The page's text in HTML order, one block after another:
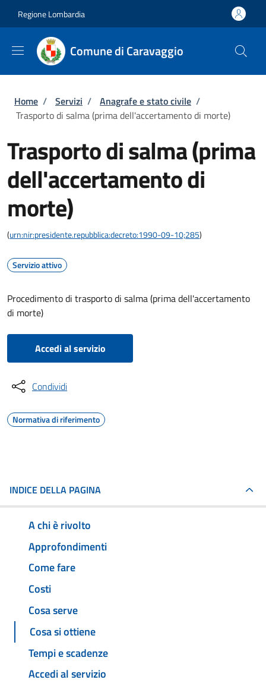
Regione Lombardia
Comune di Caravaggio
Briciole di pane
Home / Servizi / Anagrafe e stato civile /
Trasporto di salma (prima dell'accertamento di morte)
Trasporto di salma (prima
dell'accertamento di
morte)
(urn:nir:presidente.repubblica:decreto:1990-09-10;285)
Servizio attivo
Procedimento di trasporto di salma (prima dell'accertamento
di morte)
Accedi al servizio
Condividi
Normativa di riferimento
INDICE DELLA PAGINA
A chi è rivolto
Approfondimenti
Come fare
Costi
Cosa serve
Cosa si ottiene
Tempi e scadenze
Accedi al servizio